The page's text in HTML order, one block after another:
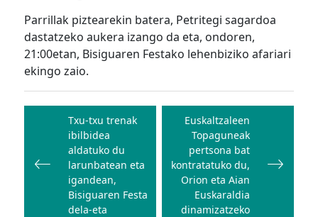
Parrillak piztearekin batera, Petritegi sagardoa
dastatzeko aukera izango da eta, ondoren,
21:00etan, Bisiguaren Festako lehenbiziko afariari
ekingo zaio.
Bidalketetan
zehar
nabigatu
Txu-txu trenak
ibilbidea
aldatuko du
larunbatean eta
igandean,
Bisiguaren Festa
dela-eta
Euskaltzaleen
Topaguneak
pertsona bat
kontratatuko du,
Orion eta Aian
Euskaraldia
dinamizatzeko